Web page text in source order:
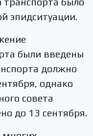
эпидситуации.
были введены
должно
однако
совета
до 13 сентября.